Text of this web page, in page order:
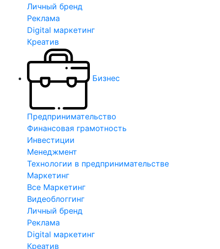
Личный бренд
Реклама
Digital маркетинг
Креатив
Бизнес
Предпринимательство
Финансовая грамотность
Инвестиции
Менеджмент
Технологии в предпринимательстве
Маркетинг
Все Маркетинг
Видеоблоггинг
Личный бренд
Реклама
Digital маркетинг
Креатив